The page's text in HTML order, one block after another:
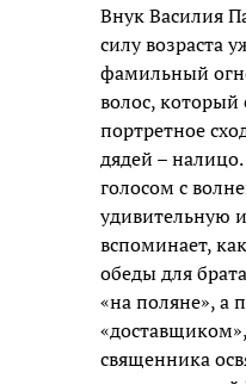
Внук Василия
силу возраста
фамильный
волос, который
портретное
дядей –
голосом с
удивительную
вспоминает,
обеды для
«на поляне», а
священника